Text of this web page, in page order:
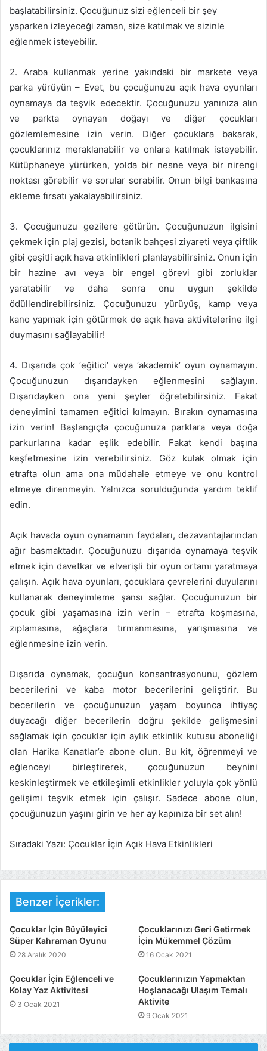
başlatabilirsiniz. Çocuğunuz sizi eğlenceli bir şey
yaparken izleyeceği zaman, size katılmak ve sizinle
eğlenmek isteyebilir.
2. Araba kullanmak yerine yakındaki bir markete veya
parka yürüyün – Evet, bu çocuğunuzu açık hava oyunları
oynamaya da teşvik edecektir. Çocuğunuzu yanınıza alın
ve parkta oynayan doğayı ve diğer çocukları
gözlemlemesine izin verin. Diğer çocuklara bakarak,
çocuklarınız meraklanabilir ve onlara katılmak isteyebilir.
Kütüphaneye yürürken, yolda bir nesne veya bir nirengi
noktası görebilir ve sorular sorabilir. Onun bilgi bankasına
ekleme fırsatı yakalayabilirsiniz.
3. Çocuğunuzu gezilere götürün. Çocuğunuzun ilgisini
çekmek için plaj gezisi, botanik bahçesi ziyareti veya çiftlik
gibi çeşitli açık hava etkinlikleri planlayabilirsiniz. Onun için
bir hazine avı veya bir engel görevi gibi zorluklar
yaratabilir ve daha sonra onu uygun şekilde
ödüllendirebilirsiniz. Çocuğunuzu yürüyüş, kamp veya
kano yapmak için götürmek de açık hava aktivitelerine ilgi
duymasını sağlayabilir!
4. Dışarıda çok ‘eğitici’ veya ‘akademik’ oyun oynamayın.
Çocuğunuzun dışarıdayken eğlenmesini sağlayın.
Dışarıdayken ona yeni şeyler öğretebilirsiniz. Fakat
deneyimini tamamen eğitici kılmayın. Bırakın oynamasına
izin verin! Başlangıçta çocuğunuza parklara veya doğa
parkurlarına kadar eşlik edebilir. Fakat kendi başına
keşfetmesine izin verebilirsiniz. Göz kulak olmak için
etrafta olun ama ona müdahale etmeye ve onu kontrol
etmeye direnmeyin. Yalnızca sorulduğunda yardım teklif
edin.
Açık havada oyun oynamanın faydaları, dezavantajlarından
ağır basmaktadır. Çocuğunuzu dışarıda oynamaya teşvik
etmek için davetkar ve elverişli bir oyun ortamı yaratmaya
çalışın. Açık hava oyunları, çocuklara çevrelerini duyularını
kullanarak deneyimleme şansı sağlar. Çocuğunuzun bir
çocuk gibi yaşamasına izin verin – etrafta koşmasına,
zıplamasına, ağaçlara tırmanmasına, yarışmasına ve
eğlenmesine izin verin.
Dışarıda oynamak, çocuğun konsantrasyonunu, gözlem
becerilerini ve kaba motor becerilerini geliştirir. Bu
becerilerin ve çocuğunuzun yaşam boyunca ihtiyaç
duyacağı diğer becerilerin doğru şekilde gelişmesini
sağlamak için çocuklar için aylık etkinlik kutusu aboneliği
olan Harika Kanatlar’e abone olun. Bu kit, öğrenmeyi ve
eğlenceyi birleştirerek, çocuğunuzun beynini
keskinleştirmek ve etkileşimli etkinlikler yoluyla çok yönlü
gelişimi teşvik etmek için çalışır. Sadece abone olun,
çocuğunuzun yaşını girin ve her ay kapınıza bir set alın!
Sıradaki Yazı: Çocuklar İçin Açık Hava Etkinlikleri
Benzer İçerikler:
Çocuklar İçin Büyüleyici
Süper Kahraman Oyunu
28 Aralık 2020
Çocuklarınızı Geri Getirmek
İçin Mükemmel Çözüm
16 Ocak 2021
Çocuklar İçin Eğlenceli ve
Kolay Yaz Aktivitesi
3 Ocak 2021
Çocuklarınızın Yapmaktan
Hoşlanacağı Ulaşım Temalı
Aktivite
9 Ocak 2021